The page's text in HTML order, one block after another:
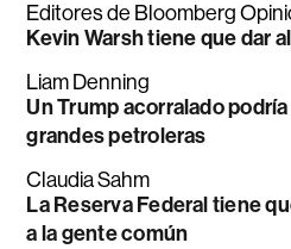
Editores de Bloomberg
Kevin Warsh tiene que dar
Liam Denning
Un Trump acorralado
grandes petroleras
Claudia Sahm
La Reserva Federal tiene
a la gente común